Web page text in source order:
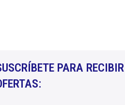
PARA RECIBIR